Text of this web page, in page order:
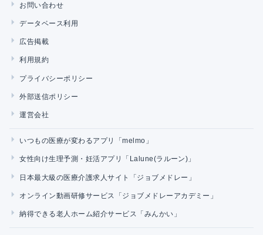
お問い合わせ
データベース利用
広告掲載
利用規約
プライバシーポリシー
外部送信ポリシー
運営会社
いつもの医療が変わるアプリ「melmo」
女性向け生理予測・妊活アプリ「Lalune(ラルーン)」
日本最大級の医療介護求人サイト「ジョブメドレー」
オンライン動画研修サービス「ジョブメドレーアカデミー」
納得できる老人ホーム紹介サービス「みんかい」